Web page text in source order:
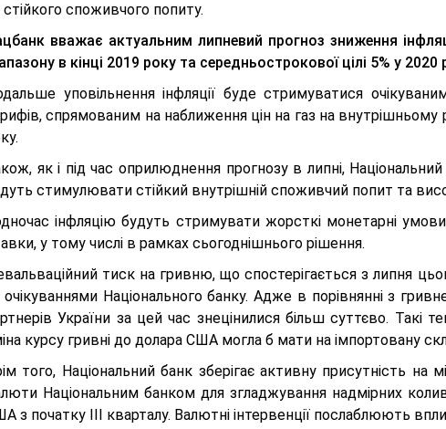
стійкого споживчого попиту.
вважає актуальним липневий прогноз зниження
в кінці 2019 року та середньострокової цілі 5% у 2020
уповільнення інфляції буде стримуватися
спрямованим на наближення цін на газ на внутрішньому
як і під час оприлюднення прогнозу в липні,
стимулювати стійкий внутрішній споживчий попит та
інфляцію будуть стримувати жорсткі монетарні
у тому числі в рамках сьогоднішнього рішення.
тиск на гривню, що спостерігається з липня
очікуваннями Національного банку. Адже в порівнянні з
України за цей час знецінилися більш суттєво. Такі
курсу гривні до долара США могла б мати на імпортовану
того, Національний банк зберігає активну присутність
Національним банком для згладжування надмірних
з початку ІІІ кварталу. Валютні інтервенції послаблюють